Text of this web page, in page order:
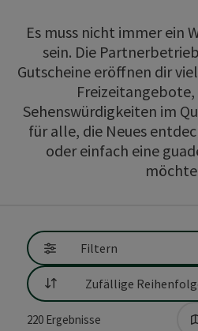
Es muss nicht immer ein
sein. Die
Gutscheine eröffnen dir
Freizeitangebote,
Sehenswürdigkeiten im
für alle, die Neues
oder einfach eine
Filtern
Sortierung
220 Ergebnisse